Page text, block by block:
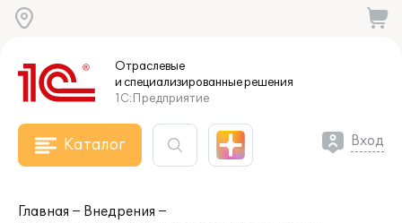
Отраслевые
и специализированныерешения
1С:Предприятие
Каталог Вход
Главная
Внедрения